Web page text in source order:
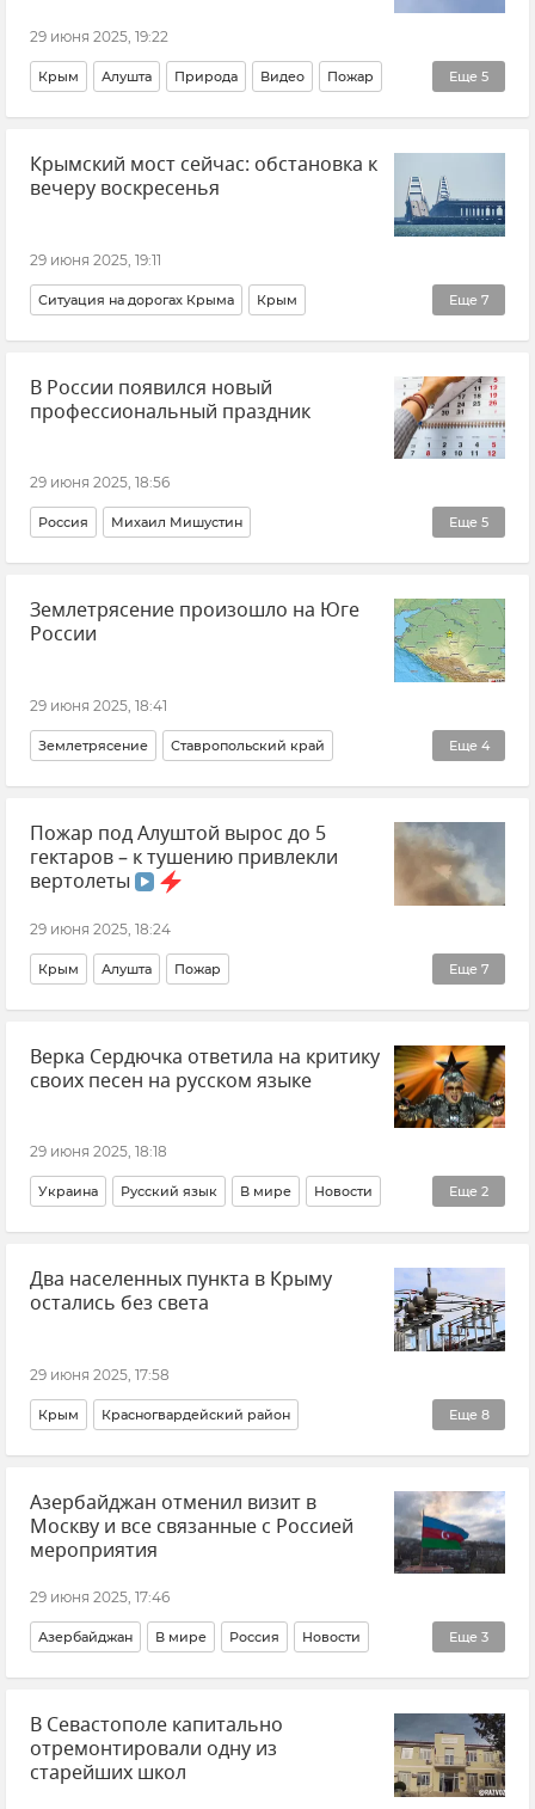
29 июня 2025, 19:22
Еще 5
Крым Алушта Природа Видео Пожар
Происшествия Новости Крыма Леса Крыма
Экология Пожар на горе Кастель под Алуштой
Крымский мост сейчас: обстановка к
вечеру воскресенья
29 июня 2025, 19:11
Еще 7
Ситуация на дорогах Крыма Крым
Крымский мост Очереди на Крымском мосту
Транспорт Логистика Керчь
Новости Крыма
В России появился новый
профессиональный праздник
29 июня 2025, 18:56
Еще 5
Россия Михаил Мишустин
Праздники и памятные даты
Правительство России Новости Общество
Землетрясение произошло на Юге
России
29 июня 2025, 18:41
Еще 4
Землетрясение Ставропольский край
Происшествия Стихия Сейсмология Новости
Пожар под Алуштой вырос до 5
гектаров – к тушению привлекли
вертолеты
29 июня 2025, 18:24
Еще 7
Крым Алушта Пожар
ГУ МЧС РФ по Республике Крым Происшествия
Новости Крыма Ольга (Шевцова) Славгородская
Минэкологии Крыма
Верка Сердючка ответила на критику
своих песен на русском языке
29 июня 2025, 18:18
Еще 2
Украина Русский язык В мире Новости
Одесса СМИ
Два населенных пункта в Крыму
остались без света
29 июня 2025, 17:58
Еще 8
Крым Красногвардейский район
Василий Грабован ЖКХ
ЖКХ Крыма и Севастополя Энергосистема Крыма
Отключение электроэнергии в Крыму
Азербайджан отменил визит в
Москву и все связанные с Россией
мероприятия
29 июня 2025, 17:46
Еще 3
Азербайджан В мире Россия Новости
Политика Преступность Екатеринбург
В Севастополе капитально
отремонтировали одну из
старейших школ